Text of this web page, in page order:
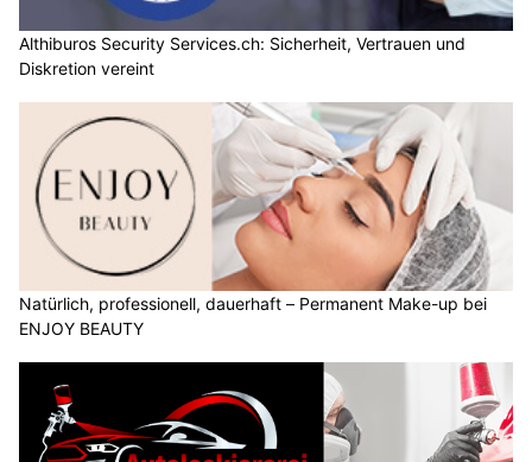
Althiburos Security Services.ch: Sicherheit, Vertrauen und
Diskretion vereint
Natürlich, professionell, dauerhaft – Permanent Make-up bei
ENJOY BEAUTY